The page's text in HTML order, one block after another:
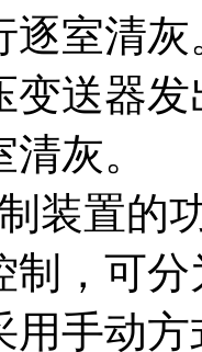
逐室清
变送器
灰。
置的功
制，可
用手动